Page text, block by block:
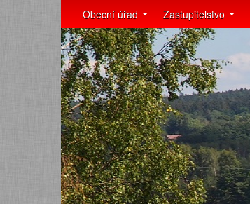
Obecní úřad Zastupitelstvo